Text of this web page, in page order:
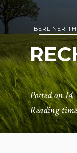
BERLINER
Posted on
Reading